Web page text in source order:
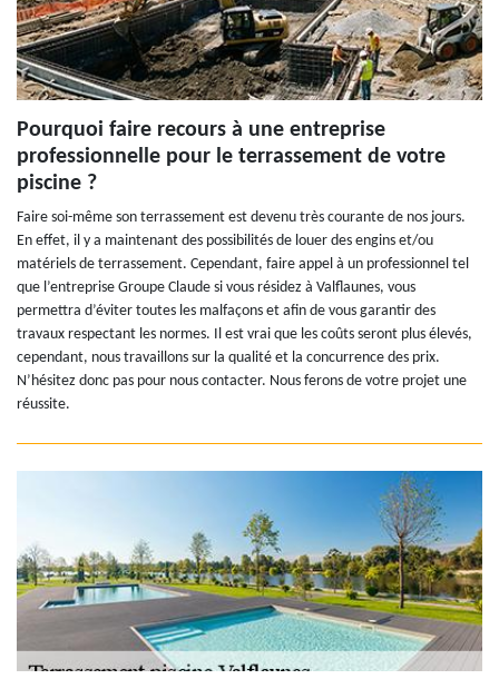
Pourquoi faire recours à une entreprise
professionnelle pour le terrassement de votre
piscine ?
Faire soi-même son terrassement est devenu très courante de nos jours.
En effet, il y a maintenant des possibilités de louer des engins et/ou
matériels de terrassement. Cependant, faire appel à un professionnel tel
que l’entreprise Groupe Claude si vous résidez à Valflaunes, vous
permettra d’éviter toutes les malfaçons et afin de vous garantir des
travaux respectant les normes. Il est vrai que les coûts seront plus élevés,
cependant, nous travaillons sur la qualité et la concurrence des prix.
N’hésitez donc pas pour nous contacter. Nous ferons de votre projet une
réussite.